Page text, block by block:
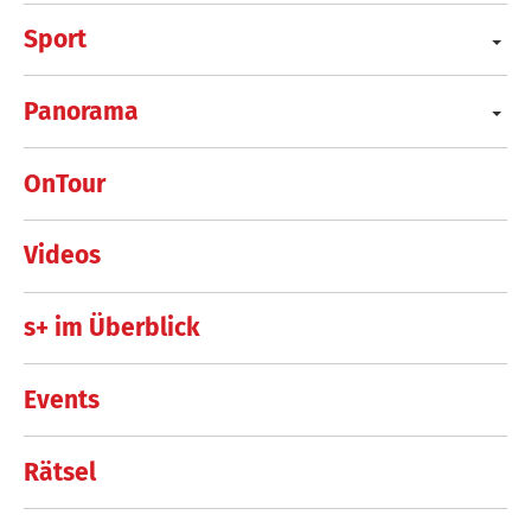
Sport
Panorama
OnTour
Videos
s+ im Überblick
Events
Rätsel